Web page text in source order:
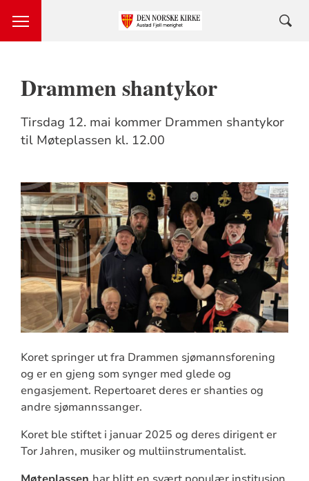
Drammen shantykor
Tirsdag 12. mai kommer Drammen shantykor
til Møteplassen kl. 12.00
Koret springer ut fra Drammen sjømannsforening
og er en gjeng som synger med glede og
engasjement. Repertoaret deres er shanties og
andre sjømannssanger.
Koret ble stiftet i januar 2025 og deres dirigent er
Tor Jahren, musiker og multiinstrumentalist.